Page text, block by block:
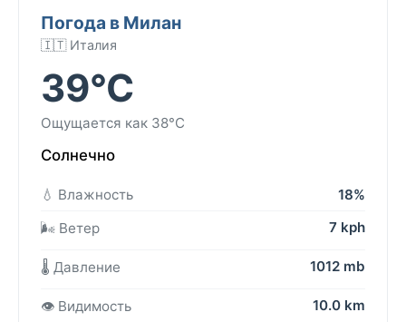
Погода в Милан
🇮🇹 Италия
39°C
Ощущается как 38°C
Солнечно
💧 Влажность
18%
🌬️ Ветер
7 kph
🌡️ Давление 1012 mb
👁️ Видимость 10.0 km